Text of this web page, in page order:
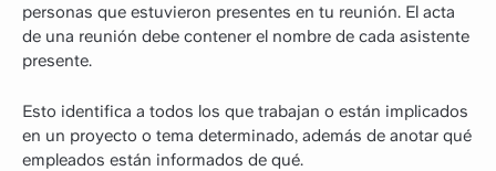
personas que estuvieron presentes en tu reunión. El acta
de una reunión debe contener el nombre de cada asistente
presente.
Esto identifica a todos los que trabajan o están implicados
en un proyecto o tema determinado, además de anotar qué
empleados están informados de qué.